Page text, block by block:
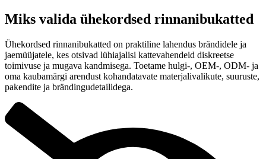
Miks valida ühekordsed rinnanibukatted
Ühekordsed rinnanibukatted on praktiline lahendus brändidele ja
jaemüüjatele, kes otsivad lühiajalisi kattevahendeid diskreetse
toimivuse ja mugava kandmisega. Toetame hulgi-, OEM-, ODM- ja
oma kaubamärgi arendust kohandatavate materjalivalikute, suuruste,
pakendite ja brändingudetailidega.